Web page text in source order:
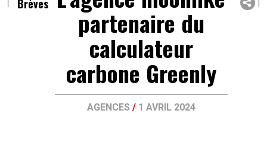
Brèves
partenaire du
calculateur
carbone Greenly
AGENCES / 1 AVRIL 2024